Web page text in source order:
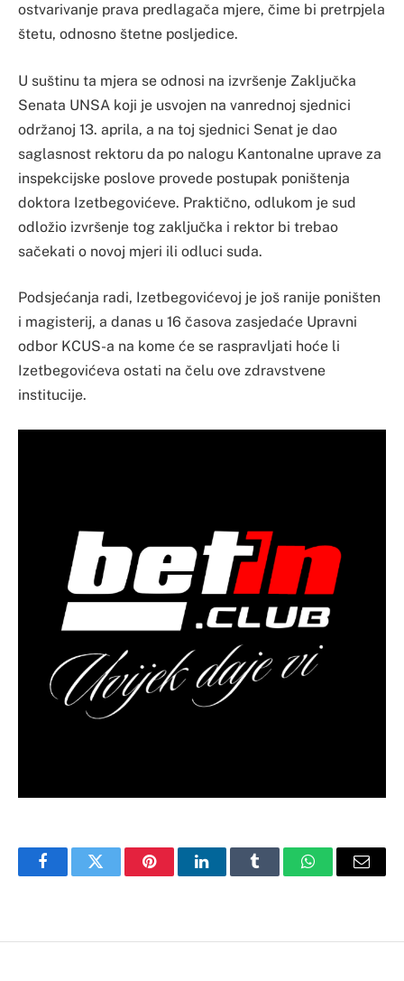
ostvarivanje prava predlagača mjere, čime bi pretrpjela
štetu, odnosno štetne posljedice.
U suštinu ta mjera se odnosi na izvršenje Zaključka
Senata UNSA koji je usvojen na vanrednoj sjednici
održanoj 13. aprila, a na toj sjednici Senat je dao
saglasnost rektoru da po nalogu Kantonalne uprave za
inspekcijske poslove provede postupak poništenja
doktora Izetbegovićeve. Praktično, odlukom je sud
odložio izvršenje tog zaključka i rektor bi trebao
sačekati o novoj mjeri ili odluci suda.
Podsjećanja radi, Izetbegovićevoj je još ranije poništen
i magisterij, a danas u 16 časova zasjedaće Upravni
odbor KCUS-a na kome će se raspravljati hoće li
Izetbegovićeva ostati na čelu ove zdravstvene
institucije.
FacebookTwitter PinterestLinkedInTumblr WhatsAppEmail